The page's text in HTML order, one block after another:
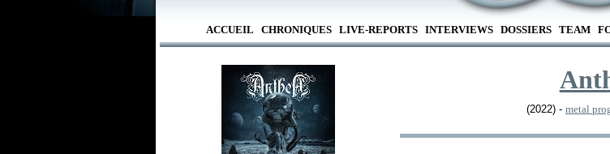
ACCUEIL CHRONIQUES LIVE-REPORTS INTERVIEWS DOSSIERS TEAM
(2022) -metal